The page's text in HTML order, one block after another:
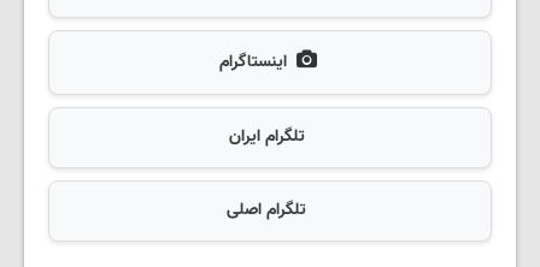
اینستاگرام
تلگرام ایران
تلگرام اصلی